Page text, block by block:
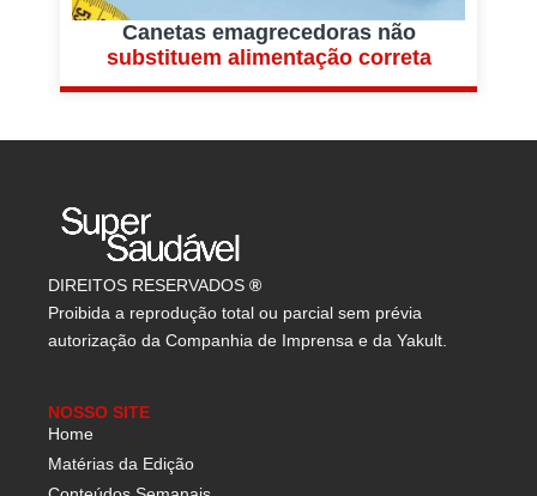
Canetas emagrecedoras não
substituem alimentação correta
DIREITOS RESERVADOS ®
Proibida a reprodução total ou parcial sem prévia
autorização da Companhia de Imprensa e da Yakult.
NOSSO SITE
Home
Matérias da Edição